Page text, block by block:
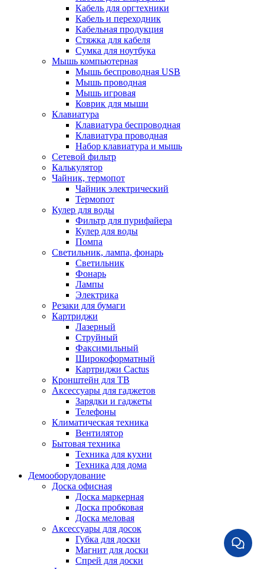
Кабель для оргтехники
Кабель и переходник
Кабельная продукция
Стяжка для кабеля
Сумка для ноутбука
Мышь компьютерная
Мышь беспроводная USB
Мышь проводная
Мышь игровая
Коврик для мыши
Клавиатура
Клавиатура беспроводная
Клавиатура проводная
Набор клавиатура и мышь
Сетевой фильтр
Калькулятор
Чайник, термопот
Чайник электрический
Термопот
Кулер для воды
Фильтр для пурифайера
Кулер для воды
Помпа
Светильник, лампа, фонарь
Светильник
Фонарь
Лампы
Электрика
Резаки для бумаги
Картриджи
Лазерный
Струйный
Факсимильный
Широкоформатный
Картриджи Cactus
Кронштейн для ТВ
Аксессуары для гаджетов
Зарядки и гаджеты
Телефоны
Климатическая техника
Вентилятор
Бытовая техника
Техника для кухни
Техника для дома
Демооборудование
Доска офисная
Доска маркерная
Доска пробковая
Доска меловая
Аксессуары для досок
Губка для доски
Магнит для доски
Спрей для доски